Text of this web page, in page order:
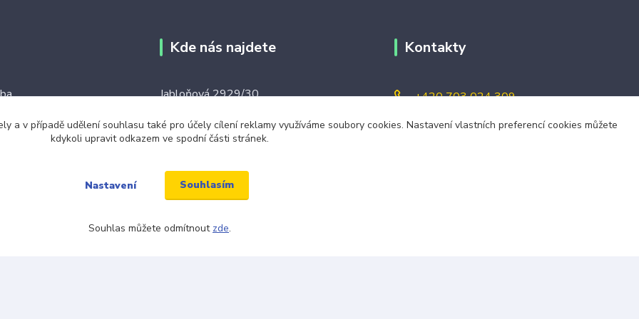
tkaniček
Kde nás najdete
Jabloňová 2929/30
(na této adrese není prodejna ani výdejní
Kontakty
+420 703 024 309
objednavky@zavazuj.cz
a v případě udělení souhlasu také pro účely cílení reklamy využíváme soubory cookies. Nastavení vlastních preferencí cookies můžete
kdykoli upravit odkazem ve spodní části stránek.
Nastavení Souhlasím
Souhlas můžete odmítnout zde.